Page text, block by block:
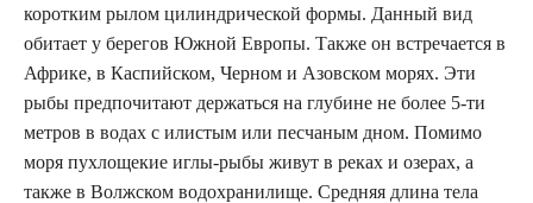
коротким рылом цилиндрической формы. Данный вид
обитает у берегов Южной Европы. Также он встречается в
Африке, в Каспийском, Черном и Азовском морях. Эти
рыбы предпочитают держаться на глубине не более 5-ти
метров в водах с илистым или песчаным дном. Помимо
моря пухлощекие иглы-рыбы живут в реках и озерах, а
также в Волжском водохранилище. Средняя длина тела